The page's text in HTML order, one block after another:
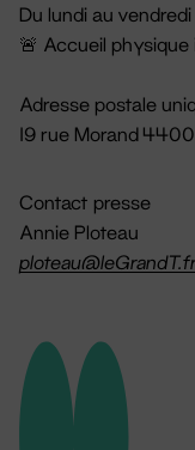
Du lundi au vendredi
🚨 Accueil physique
Adresse postale
19 rue Morand
Contact presse
Annie Ploteau